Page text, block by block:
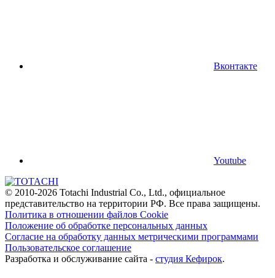
Вконтакте
Youtube
© 2010-2026 Totachi Industrial Co., Ltd., официальное
представительство на территории РФ. Все права защищены.
Политика в отношении файлов Cookie
Положение об обработке персональных данных
Согласие на обработку данных метрическими программами
Пользовательское соглашение
Разработка и обслуживание сайта - студия Кефирок.